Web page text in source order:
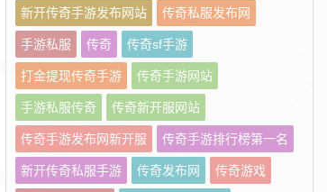
新开传奇手游发布网站 传奇私服发布网
手游私服 传奇 传奇sf手游
打金提现传奇手游 传奇手游网站
手游私服传奇 传奇新开服网站
传奇手游发布网新开服 传奇手游排行榜第一名
新开传奇私服手游 传奇发布网 传奇游戏